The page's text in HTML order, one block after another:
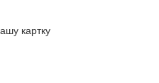
картку